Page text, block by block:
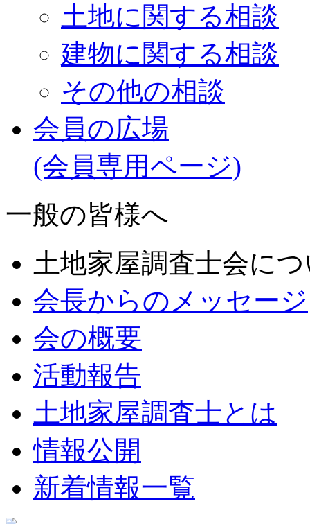
土地に関する相談
建物に関する相談
その他の相談
会員の広場
(会員専用ページ)
一般の皆様へ
土地家屋調査士会に
会長からのメッセージ
会の概要
活動報告
土地家屋調査士とは
情報公開
新着情報一覧